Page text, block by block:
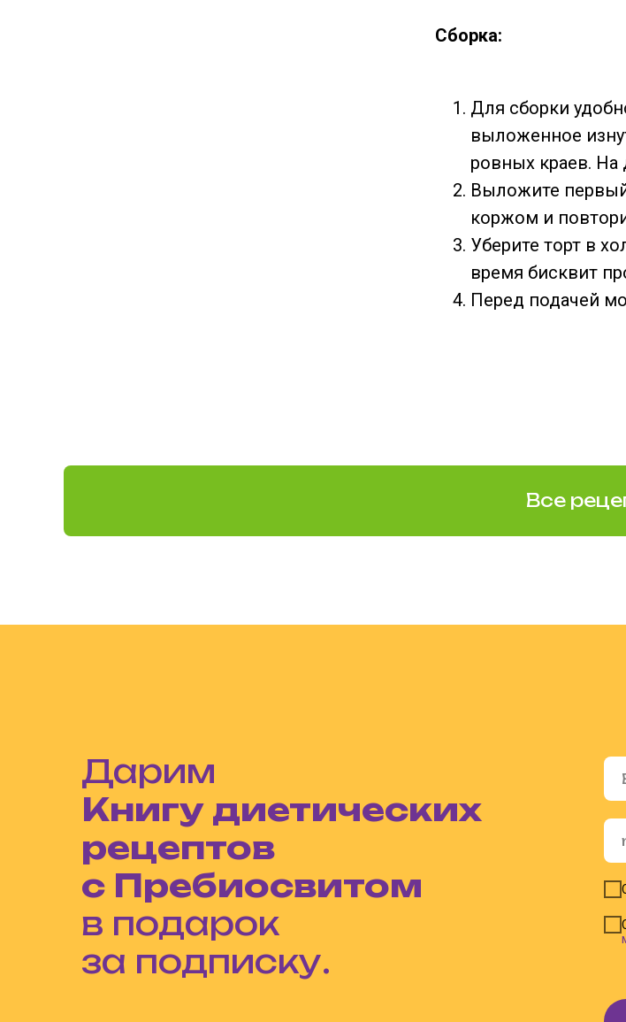
Сборка:
Для сборки
выложенное
ровных краев.
Выложите
коржом и
Уберите торт в
время бисквит
Перед подачей
Все
Дарим
Книгу диетических
рецептов
с Пребиосвитом
в подарок
за подписку.